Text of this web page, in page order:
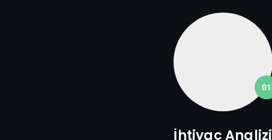
01
İhtiyaç Analizi